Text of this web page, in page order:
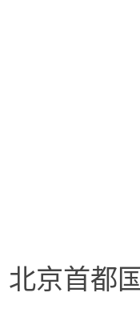
北京首都